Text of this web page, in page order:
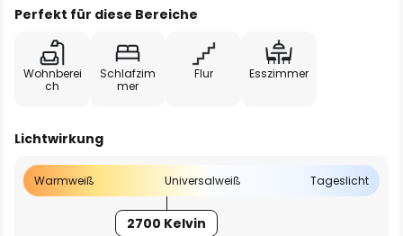
Perfekt für diese Bereiche
Wohnberei
ch
Schlafzim
mer
Flur Esszimmer
Lichtwirkung
Warmweiß Universalweiß Tageslicht
2700 Kelvin